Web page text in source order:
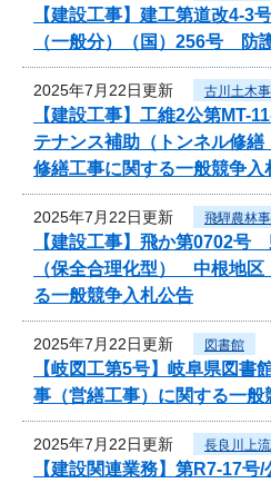
【建設工事】建工第道改4-
（一般分）（国）256号 防
2025年7月22日更新 古川土木
【建設工事】工維2公第
テナンス補助（トンネル修
修繕工事に関する一般競争入
2025年7月22日更新 飛騨農林
【建設工事】飛か第0702号
（保全合理化型） 中根地
る一般競争入札公告
2025年7月22日更新 図書館
【岐図工第5号】岐阜県図書
事（営繕工事）に関する一般
2025年7月22日更新 長良川上
【建設関連業務】第R7-17号